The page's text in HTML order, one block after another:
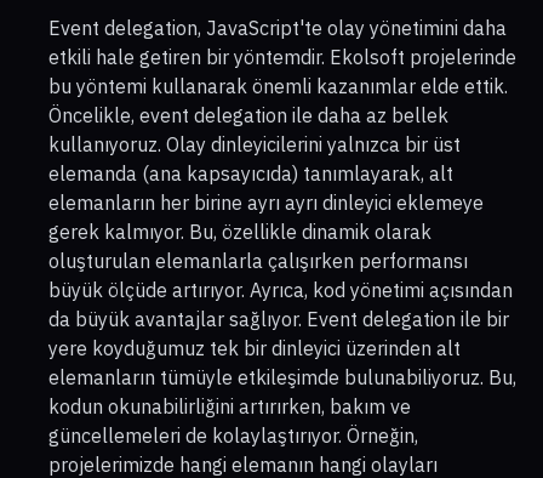
Event delegation, JavaScript'te olay yönetimini daha
etkili hale getiren bir yöntemdir. Ekolsoft projelerinde
bu yöntemi kullanarak önemli kazanımlar elde ettik.
Öncelikle, event delegation ile daha az bellek
kullanıyoruz. Olay dinleyicilerini yalnızca bir üst
elemanda (ana kapsayıcıda) tanımlayarak, alt
elemanların her birine ayrı ayrı dinleyici eklemeye
gerek kalmıyor. Bu, özellikle dinamik olarak
oluşturulan elemanlarla çalışırken performansı
büyük ölçüde artırıyor. Ayrıca, kod yönetimi açısından
da büyük avantajlar sağlıyor. Event delegation ile bir
yere koyduğumuz tek bir dinleyici üzerinden alt
elemanların tümüyle etkileşimde bulunabiliyoruz. Bu,
kodun okunabilirliğini artırırken, bakım ve
güncellemeleri de kolaylaştırıyor. Örneğin,
projelerimizde hangi elemanın hangi olayları